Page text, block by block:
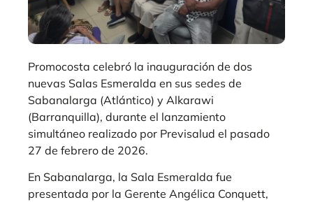
Promocosta celebró la inauguración de dos
nuevas Salas Esmeralda en sus sedes de
Sabanalarga (Atlántico) y Alkarawi
(Barranquilla), durante el lanzamiento
simultáneo realizado por Previsalud el pasado
27 de febrero de 2026.
En Sabanalarga, la Sala Esmeralda fue
presentada por la Gerente Angélica Conquett,